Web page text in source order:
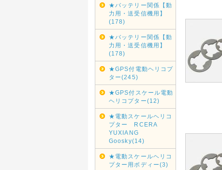
★バッテリー関係【動
力用・送受信機用】
(178)
★バッテリー関係【動
力用・送受信機用】
(178)
★GPS付電動ヘリコプ
ター(245)
★GPS付スケール電動
ヘリコプター(12)
★電動スケールヘリコ
プター RCERA
YUXIANG
Goosky(14)
★電動スケールヘリコ
プター用ボディー(3)